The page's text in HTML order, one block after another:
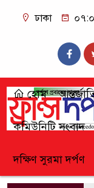
ঢাকা
হোম
কমিউনিটি সংবাদ
দক্ষিণ সুরমা দর্পণ